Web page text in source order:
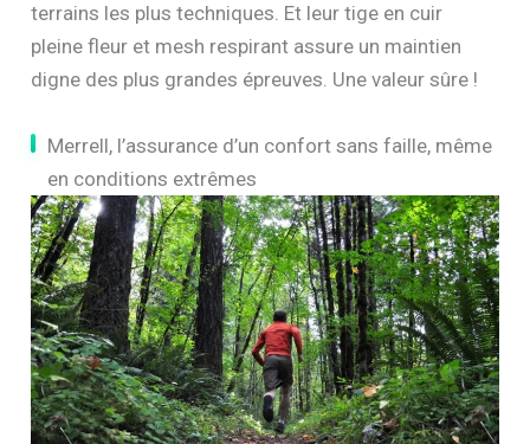
terrains les plus techniques. Et leur tige en cuir
pleine fleur et mesh respirant assure un maintien
digne des plus grandes épreuves. Une valeur sûre !
Merrell, l’assurance d’un confort sans faille, même
en conditions extrêmes